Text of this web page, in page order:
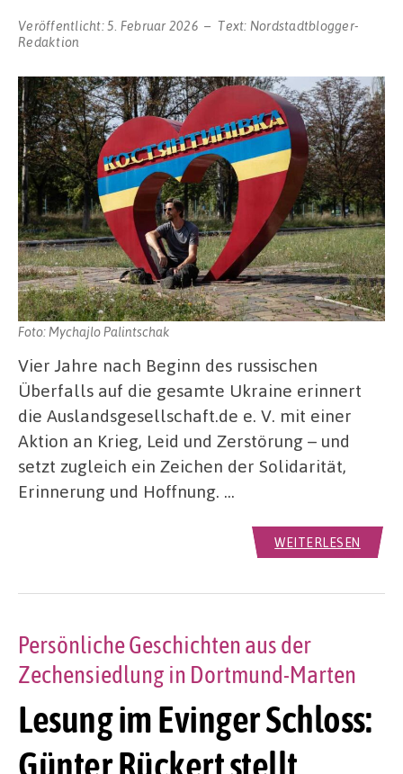
Veröffentlicht:5. Februar 2026 Text: Nordstadtblogger-
Redaktion
Foto: Mychajlo Palintschak
Vier Jahre nach Beginn des russischen
Überfalls auf die gesamte Ukraine erinnert
die Auslandsgesellschaft.de e. V. mit einer
Aktion an Krieg, Leid und Zerstörung – und
setzt zugleich ein Zeichen der Solidarität,
Erinnerung und Hoffnung. …
WEITERLESEN
Lesung im Evinger Schloss:
Günter Rückert stellt
Persönliche Geschichten aus der
Zechensiedlung in Dortmund-Marten